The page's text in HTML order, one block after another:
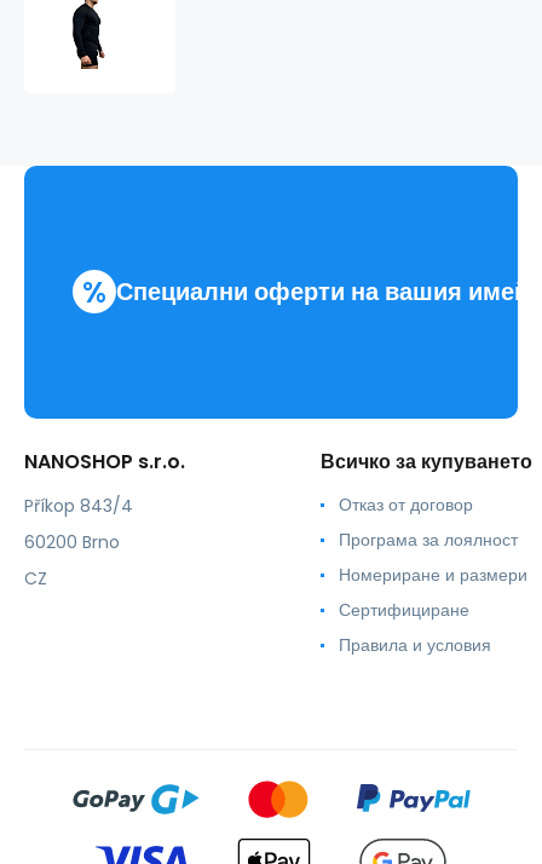
% Специални оферти на вашия
NANOSHOP s.r.o.
Příkop 843/4
60200 Brno
CZ
Всичко за купуването
Отказ от договор
Програма за лоялност
Номериране и размери
Сертифициране
Правила и условия